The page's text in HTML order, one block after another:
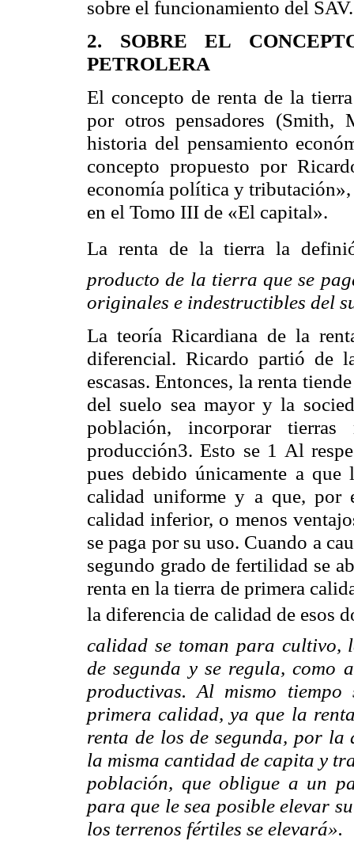
sobre el funcionamiento del SAV.
2. SOBRE EL
PETROLERA
El concepto de renta de la
por otros pensadores (Smith,
historia del pensamiento
concepto propuesto por
economía política y
en el Tomo III de «El capital».
La renta de la tierra la
producto de la tierra que se
originales e indestructibles del
La teoríaRicardiana de la
diferencial. Ricardo partió de
escasas. Entonces, la renta
del suelo sea mayor y la
población, incorporar
producción3. Esto se 1 Al
pues debido únicamente a
calidad uniforme y a que, por
calidad inferior, o menos
se paga por su uso. Cuando a
segundo grado de fertilidad se
renta en la tierra de primera
la diferencia de calidad de esos
calidad se toman para cultivo,
de segunda y se regula, como
productivas. Al mismo
primera calidad, ya que la
renta de los de segunda, por la
la misma cantidad de capita y
población, que obligue a un
para que le sea posible elevar
los terrenos fértiles se elevará».